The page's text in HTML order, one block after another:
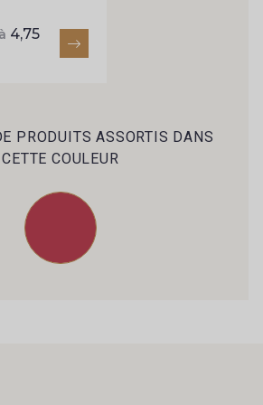
4317/4145 - Bleuet
4317/2366 - Bleu Iris
4153/4129 - Bleu Regata
à 4,75
PRODUITS ASSORTIS DANS
CETTE COULEUR